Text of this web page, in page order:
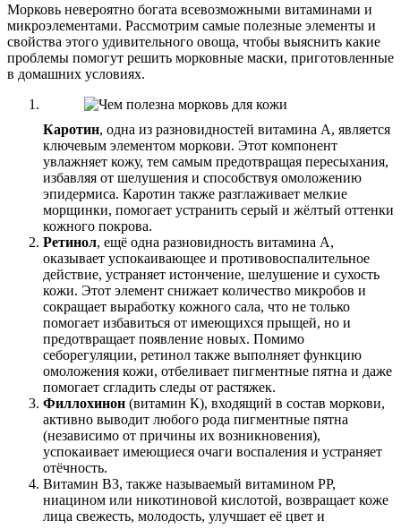
Морковь невероятно богата всевозможными витаминами и
микроэлементами. Рассмотрим самые полезные элементы и
свойства этого удивительного овоща, чтобы выяснить какие
проблемы помогут решить морковные маски, приготовленные
в домашних условиях.
Каротин, одна из разновидностей витамина А, является
ключевым элементом моркови. Этот компонент
увлажняет кожу, тем самым предотвращая пересыхания,
избавляя от шелушения и способствуя омоложению
эпидермиса. Каротин также разглаживает мелкие
морщинки, помогает устранить серый и жёлтый оттенки
кожного покрова.
Ретинол, ещё одна разновидность витамина А,
оказывает успокаивающее и противовоспалительное
действие, устраняет истончение, шелушение и сухость
кожи. Этот элемент снижает количество микробов и
сокращает выработку кожного сала, что не только
помогает избавиться от имеющихся прыщей, но и
предотвращает появление новых. Помимо
себорегуляции, ретинол также выполняет функцию
омоложения кожи, отбеливает пигментные пятна и даже
помогает сгладить следы от растяжек.
Филлохинон (витамин К), входящий в состав моркови,
активно выводит любого рода пигментные пятна
(независимо от причины их возникновения),
успокаивает имеющиеся очаги воспаления и устраняет
отёчность.
Витамин В3, также называемый витамином РР,
ниацином или никотиновой кислотой, возвращает коже
лица свежесть, молодость, улучшает её цвет и